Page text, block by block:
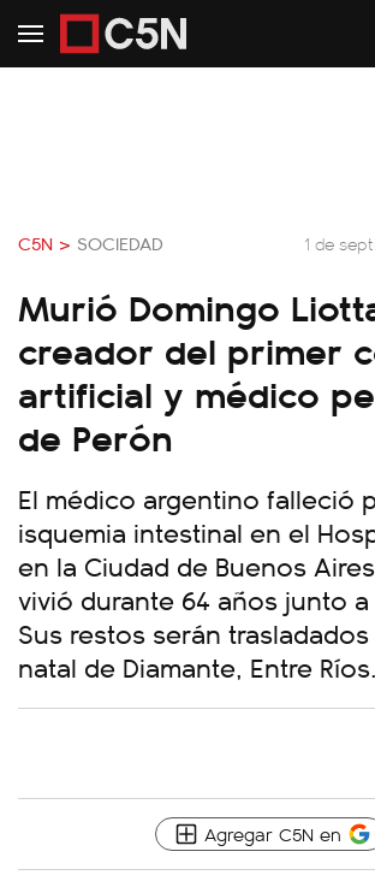
C5N > SOCIEDAD 1 de
Murió Domingo
creador del primer
artificial y médico
de Perón
El médico argentino falleció
isquemia intestinal en el
en la Ciudad de Buenos
vivió durante 64 años junto
Sus restos serán
natal de Diamante, Entre Ríos.
Agregar C5N en